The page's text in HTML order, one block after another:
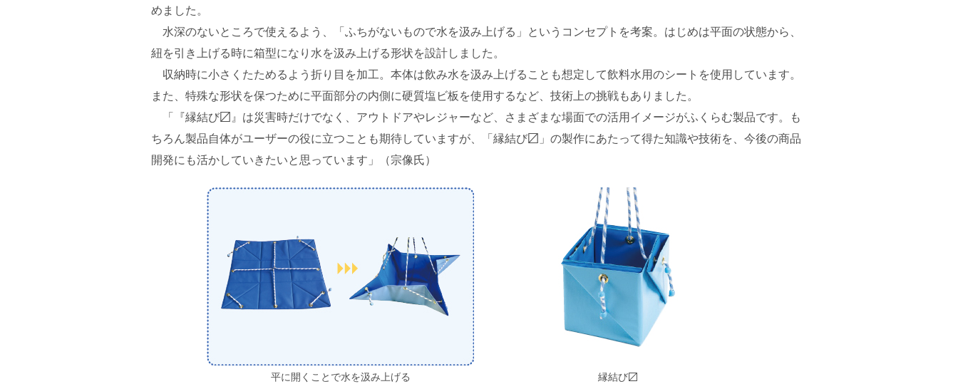
めました。
水深のないところで使えるよう、「ふちがないもので水を汲み上げる」というコンセプトを考案。はじめは平面の状態から、
紐を引き上げる時に箱型になり水を汲み上げる形状を設計しました。
収納時に小さくたためるよう折り目を加工。本体は飲み水を汲み上げることも想定して飲料水用のシートを使用しています。
また、特殊な形状を保つために平面部分の内側に硬質塩ビ板を使用するなど、技術上の挑戦もありました。
「『縁結び〼』は災害時だけでなく、アウトドアやレジャーなど、さまざまな場面での活用イメージがふくらむ製品です。も
ちろん製品自体がユーザーの役に立つことも期待していますが、「縁結び〼」の製作にあたって得た知識や技術を、今後の商品
開発にも活かしていきたいと思っています」（宗像氏）
平に開くことで水を汲み上げる 縁結び〼